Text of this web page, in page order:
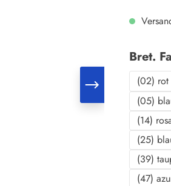
Bret.
(02)
(05)
(14)
(25)
(39)
(47)